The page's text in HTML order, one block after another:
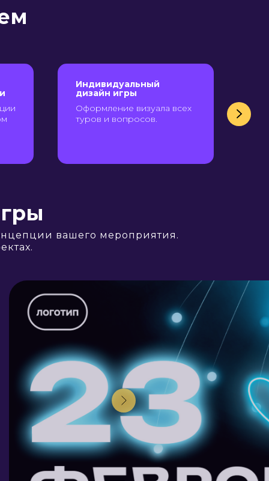
Индивидуальный
дизайн игры
Оформление визуала всех
туров и вопросов.
вашего мероприятия.